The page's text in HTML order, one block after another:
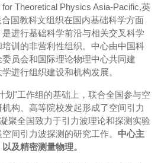
Theoretical Physics Asia-Pacific,英
国教科文组织在国内基础科学方面
进行基础科学前沿与相关交叉科学
训的非营利性组织。中心由中国科
员会和国际理论物理中心共同建
进行组织建设和机构发展。
划"工作组的基础上，联合全国参与空
构、高等院校发起形成了空间引力
聚全国致力于引力波理论和探测实验
间引力波探测的研究工作。 中心主
及精密测量物理。